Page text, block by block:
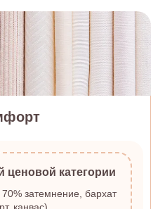
ценовой категории
затемнение, бархат
канвас)